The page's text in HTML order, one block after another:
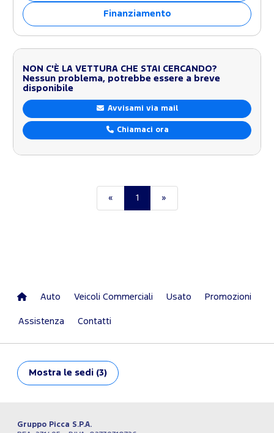
Finanziamento
NON C'È LA VETTURA CHE STAI CERCANDO?
Nessun problema, potrebbe essere a breve
disponibile
Avvisami via mail
Chiamaci ora
« 1 »
Auto Veicoli Commerciali Usato Promozioni
Assistenza Contatti
Mostra le sedi (3)
Gruppo Picca S.P.A.